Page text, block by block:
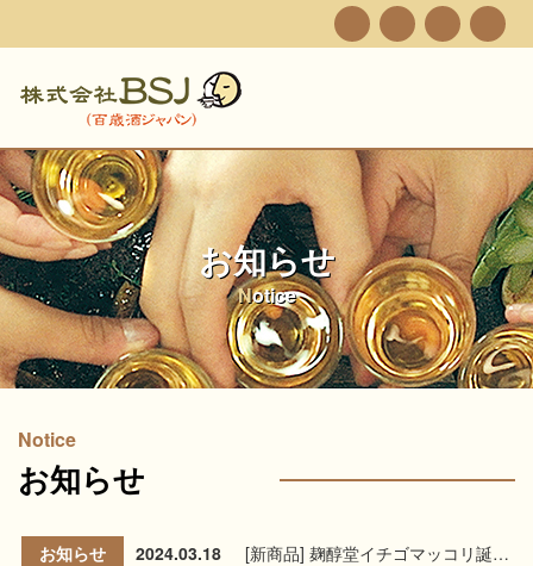
お知らせ
Notice
Notice
お知らせ
お知らせ 2024.03.18 [新商品] 麹醇堂イチゴマッコリ誕生！